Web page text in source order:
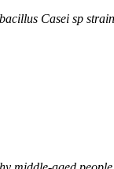
Casei sp